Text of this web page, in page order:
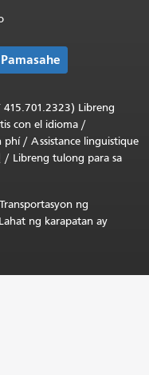
Pamasahe
415.701.2323) Libreng
con el idioma /
phí/ Assistance linguistique
/ Libreng tulong para sa
ng
ng karapatan ay